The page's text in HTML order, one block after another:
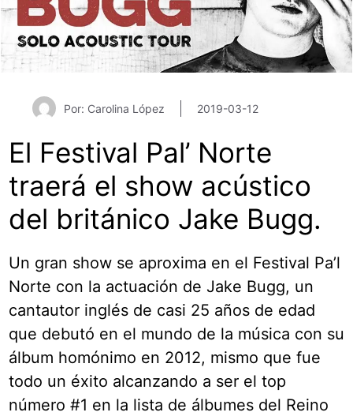
Por: Carolina López 2019-03-12
El Festival Pal’ Norte
traerá el show acústico
del británico Jake Bugg.
Un gran show se aproxima en el Festival Pa’l
Norte con la actuación de Jake Bugg, un
cantautor inglés de casi 25 años de edad
que debutó en el mundo de la música con su
álbum homónimo en 2012, mismo que fue
todo un éxito alcanzando a ser el top
número #1 en la lista de álbumes del Reino